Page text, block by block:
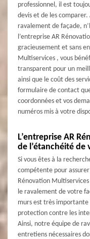
professionnel, il est
devis et de les
ravalement de façade,
l’entreprise AR
gracieusement et sans
Multiservices , vous
transparent pour un
ainsi que le coût des
formulaire de contact
coordonnées et vos
numéros mis à votre
L’entreprise AR
de l’étanchéité de
Si vous êtes à la
compétente pour
Rénovation
le ravalement de votre
murs est très
protection contre les
Ainsi, notre équipe de
entretiens nécessaires